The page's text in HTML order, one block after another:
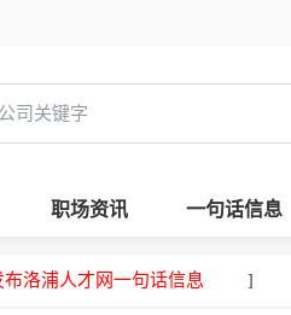
职场资讯 一句话信息
布洛浦人才网一句话信息 ]